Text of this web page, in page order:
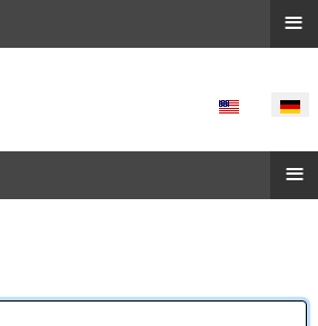
SPRACHE
≡
≡